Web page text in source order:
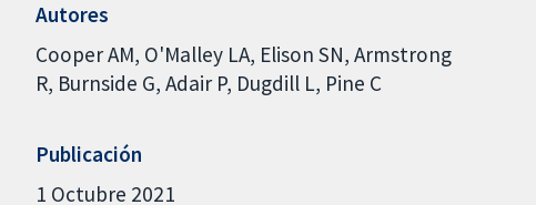
Autores
Cooper AM O'Malley LA Elison SN Armstrong
R Burnside G Adair P Dugdill L Pine C
Publicación
1 Octubre 2021